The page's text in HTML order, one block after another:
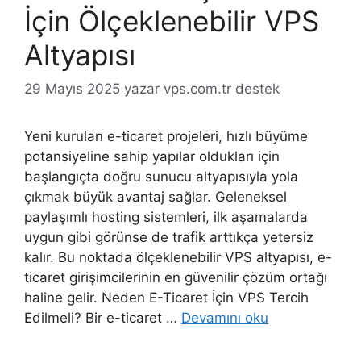
İçin Ölçeklenebilir VPS
Altyapısı
29 Mayıs 2025 yazar vps.com.tr destek
Yeni kurulan e-ticaret projeleri, hızlı büyüme
potansiyeline sahip yapılar oldukları için
başlangıçta doğru sunucu altyapısıyla yola
çıkmak büyük avantaj sağlar. Geleneksel
paylaşımlı hosting sistemleri, ilk aşamalarda
uygun gibi görünse de trafik arttıkça yetersiz
kalır. Bu noktada ölçeklenebilir VPS altyapısı, e-
ticaret girişimcilerinin en güvenilir çözüm ortağı
haline gelir. Neden E-Ticaret İçin VPS Tercih
Edilmeli? Bir e-ticaret … Devamını oku